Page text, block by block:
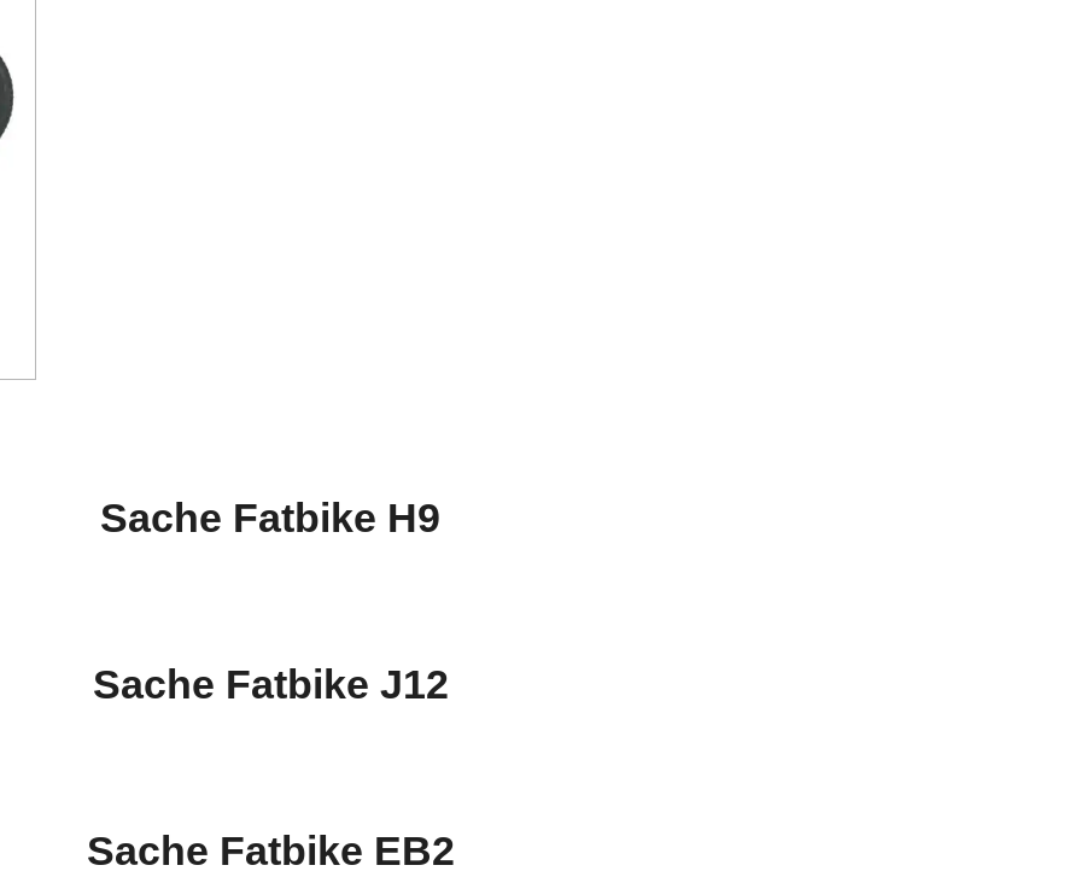
Sache Fatbike H9
Sache Fatbike J12
Sache Fatbike EB2